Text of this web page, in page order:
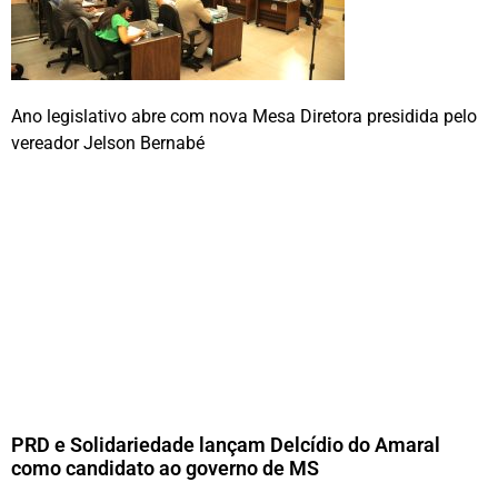
Ano legislativo abre com nova Mesa Diretora presidida pelo
vereador Jelson Bernabé
PRD e Solidariedade lançam Delcídio do Amaral
como candidato ao governo de MS